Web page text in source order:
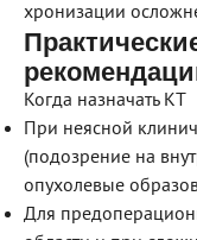
хронизации
Когда назначать КТ
При неясной
(подозрение на
опухолевые
Для